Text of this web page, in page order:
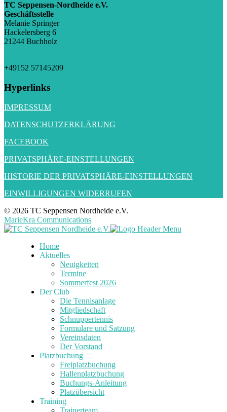
TC Seppensen-Nordheide e.V.
Geschäftsstelle
Melanie Springer
Hackelersberg 6
21244 Buchholz
+49152 57145209
Hyperlinks
IMPRESSUM
DATENSCHUTZERKLÄRUNG
FACEBOOK
PRIVATSPHÄRE-EINSTELLUNGEN
HISTORIE DER PRIVATSPHÄRE-EINSTELLUNGEN
EINWILLIGUNGEN WIDERRUFEN
© 2026 TC Seppensen Nordheide e.V.
MarieKra Communications
Home
Aktuelles
Neuigkeiten
Termine
Sommerfest 2026
Der Club
Die Tennisanlage
Mitgliedschaft
Schnuppertennis
Formulare und Satzung
Vereinsdaten
Der Vorstand
Platzbuchung
Freiplatzbuchung
Hallenplatzbuchung
Buchungs-Anleitung
Platzübersicht
Training
Trainerteam